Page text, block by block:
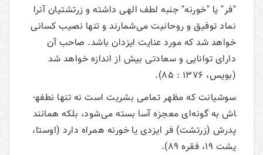
"فر" یا "خورنه" جنبه لطف الهی داشته و زرتشتیان آنرا
نماد توفیق و روحانیت می‌شمارند و تنها نصیب کسانی
خواهد شد که مورد عنایت ایزدان باشد. صاحب آن
دارای توانایی و سعادتی بیش از اندازه خواهد شد
(بویس، 1376 : 85).
سوشیانت که مظهر تمامی بشریت است نه تنها نطفه­
اش به گونه‌ای معجزه آسا بسته می‌شود، بلکه همانند
پدرش (زرتشت) فر ایزدی یا خورنه همراه دارد (اوستا،
یشت 19، فقره 89).